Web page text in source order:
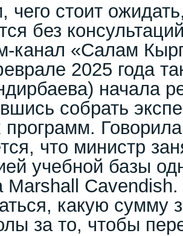
чего стоит
без
канал «Салам
2025 года
начала
собрать
что министр
учебной базы
Marshall
какую сумму
за то, чтобы